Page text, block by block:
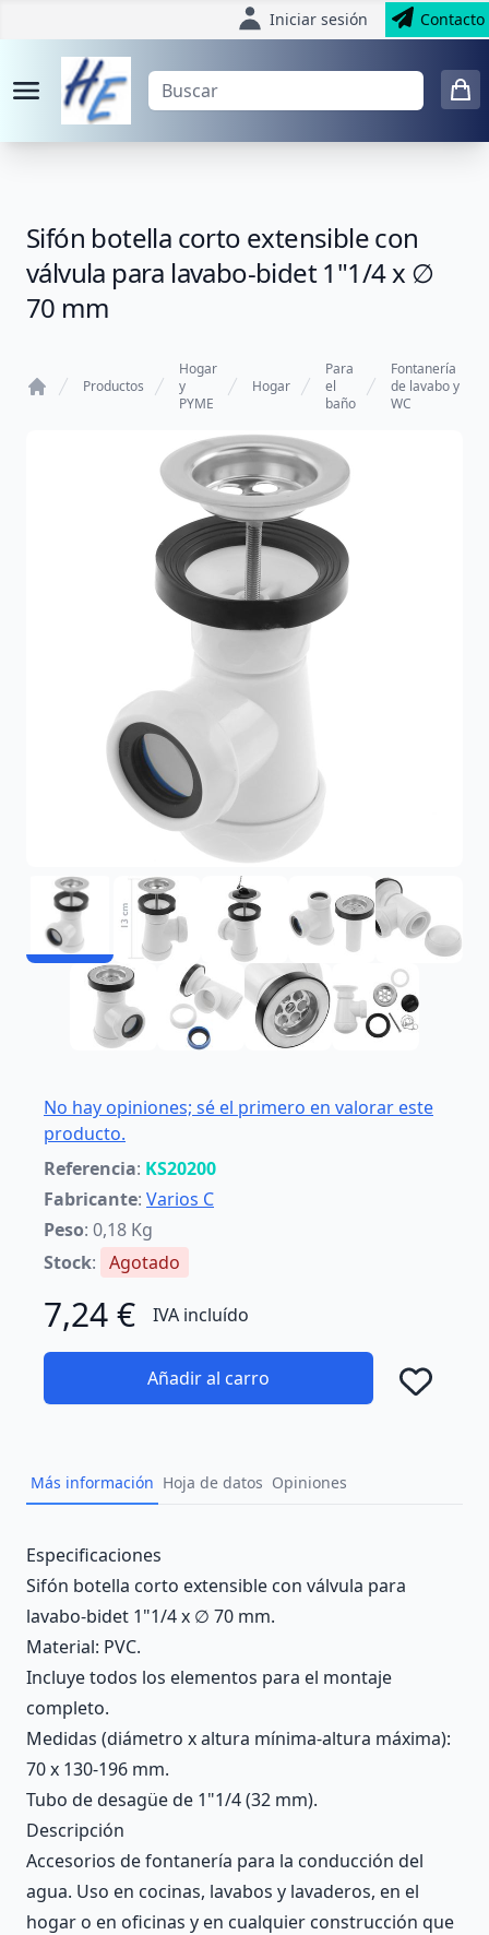
Iniciar sesión Contacto
Sifón botella corto extensible con
válvula para lavabo-bidet 1"1/4 x ∅
70 mm
Productos
Hogar
y
PYME
Hogar
Para
el
baño
Fontanería
de lavabo y
WC
No hay opiniones; sé el primero en valorar este
producto.
Referencia: KS20200
Fabricante: Varios C
Peso: 0,18 Kg
Stock: Agotado
7,24 € IVA incluído
Añadir al carro
Más información Hoja de datos Opiniones
Description
Especificaciones
Sifón botella corto extensible con válvula para
lavabo-bidet 1"1/4 x ∅ 70 mm.
Material: PVC.
Incluye todos los elementos para el montaje
completo.
Medidas (diámetro x altura mínima-altura máxima):
70 x 130-196 mm.
Tubo de desagüe de 1"1/4 (32 mm).
Descripción
Accesorios de fontanería para la conducción del
agua. Uso en cocinas, lavabos y lavaderos, en el
hogar o en oficinas y en cualquier construcción que